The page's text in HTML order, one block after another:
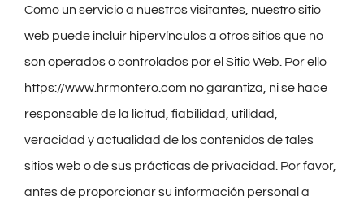
Como un servicio a nuestros visitantes, nuestro sitio
web puede incluir hipervínculos a otros sitios que no
son operados o controlados por el Sitio Web. Por ello
https://www.hrmontero.com no garantiza, ni se hace
responsable de la licitud, fiabilidad, utilidad,
veracidad y actualidad de los contenidos de tales
sitios web o de sus prácticas de privacidad. Por favor,
antes de proporcionar su información personal a